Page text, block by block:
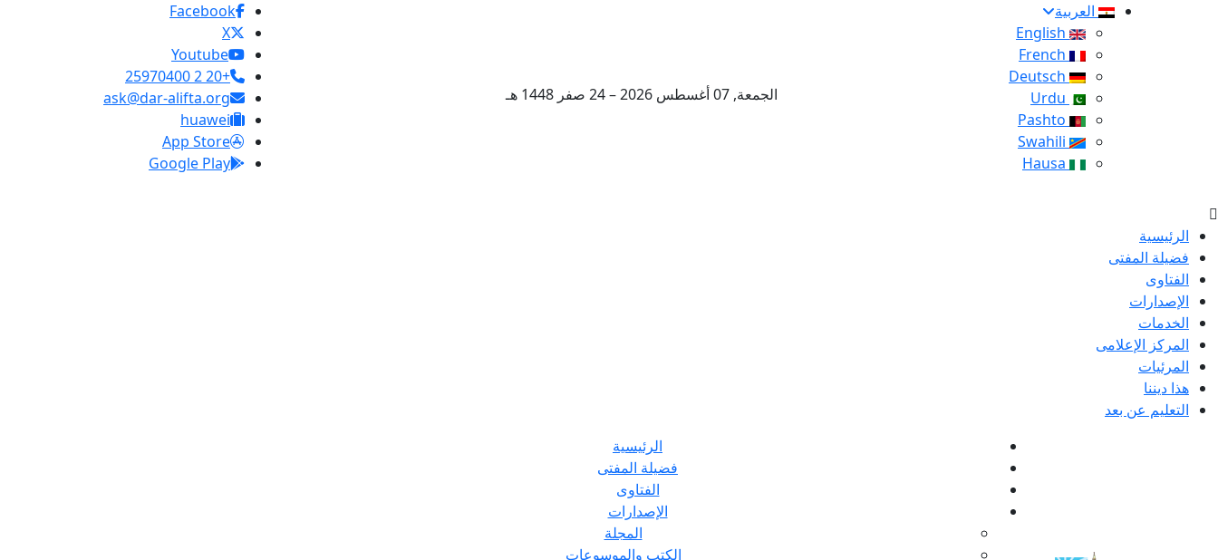
العربية
الجمعة, 07 أغسطس 2026 – 24 صفر 1448 هـ
Facebook
X
Youtube
+20 2 25970400
ask@dar-alifta.org
huawei
App Store
Google Play
الرئيسية
فضيلة المفتى
الفتاوى
الإصدارات
الخدمات
المركز الإعلامى
المرئيات
هذا ديننا
التعليم عن بعد
الرئيسية
فضيلة المفتى
الفتاوى
الإصدارات
المجلة
الكتب والموسوعات